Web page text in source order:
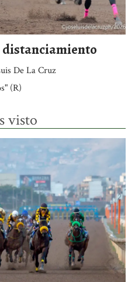
distanciamiento
De La Cruz
(R)
visto